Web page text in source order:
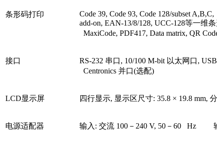
条形码打印
Code 39, Code 93, Code 128/subset
add-on, EAN-13/8/128, UCC-128等一维
MaxiCode, PDF417, Data matrix, QR
接口
RS-232 串口, 10/100 M-bit 以太网口,
Centronics 并口(选配)
LCD显示屏 四行显示, 显示区尺寸: 35.8 × 19.8 mm,
电源适配器 输入: 交流 100－240 V, 50－60 Hz